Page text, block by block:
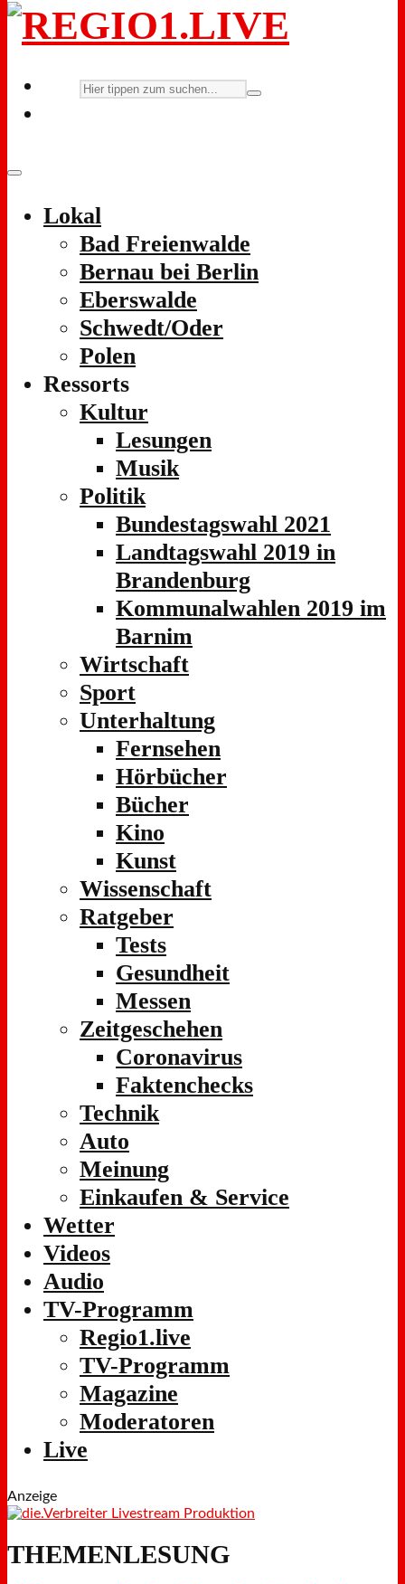
Lokal
Bad Freienwalde
Bernau bei Berlin
Eberswalde
Schwedt/Oder
Polen
Ressorts
Kultur
Lesungen
Musik
Politik
Bundestagswahl 2021
Landtagswahl 2019 in
Brandenburg
Kommunalwahlen 2019 im
Barnim
Wirtschaft
Sport
Unterhaltung
Fernsehen
Hörbücher
Bücher
Kino
Kunst
Wissenschaft
Ratgeber
Tests
Gesundheit
Messen
Zeitgeschehen
Coronavirus
Faktenchecks
Technik
Auto
Meinung
Einkaufen & Service
Wetter
Videos
Audio
TV-Programm
Regio1.live
TV-Programm
Magazine
Moderatoren
Live
Anzeige
THEMENLESUNG